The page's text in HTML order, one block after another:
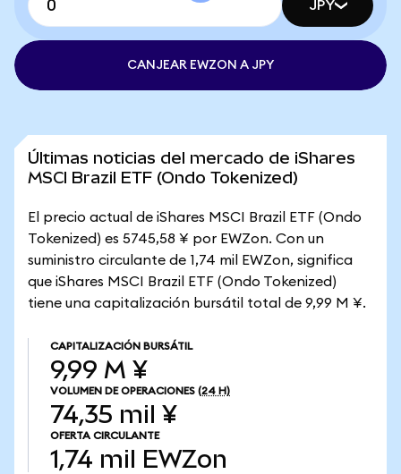
JPY
CANJEAR EWZON A JPY
Últimas noticias del mercado de iShares
MSCI Brazil ETF (Ondo Tokenized)
El precio actual de iShares MSCI Brazil ETF (Ondo
Tokenized) es 5745,58 ¥ por EWZon. Con un
suministro circulante de 1,74 mil EWZon, significa
que iShares MSCI Brazil ETF (Ondo Tokenized)
tiene una capitalización bursátil total de 9,99 M ¥.
CAPITALIZACIÓN BURSÁTIL
9,99 M ¥
VOLUMEN DE OPERACIONES (24 H)
74,35 mil ¥
OFERTA CIRCULANTE
1,74 mil EWZon